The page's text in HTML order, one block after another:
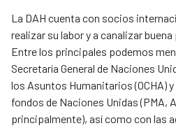
La DAH cuenta con socios
realizar su labor y a canalizar
Entre los principales podemos
Secretaría General de Naciones
los Asuntos Humanitarios (OCHA)
fondos de Naciones Unidas (PMA,
principalmente), así como con las